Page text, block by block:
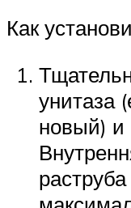
Как
унитаза
новый) и